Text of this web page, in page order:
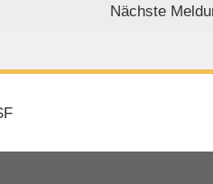
Nächste